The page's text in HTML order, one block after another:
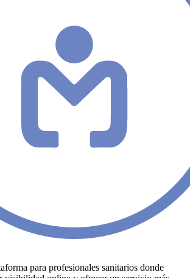
para profesionales sanitarios donde